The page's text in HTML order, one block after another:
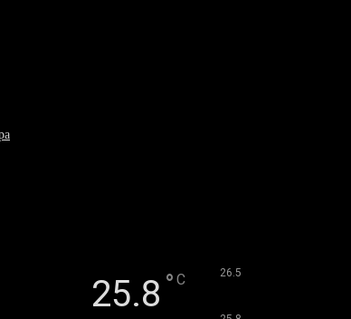
25.8 ° C 26.5